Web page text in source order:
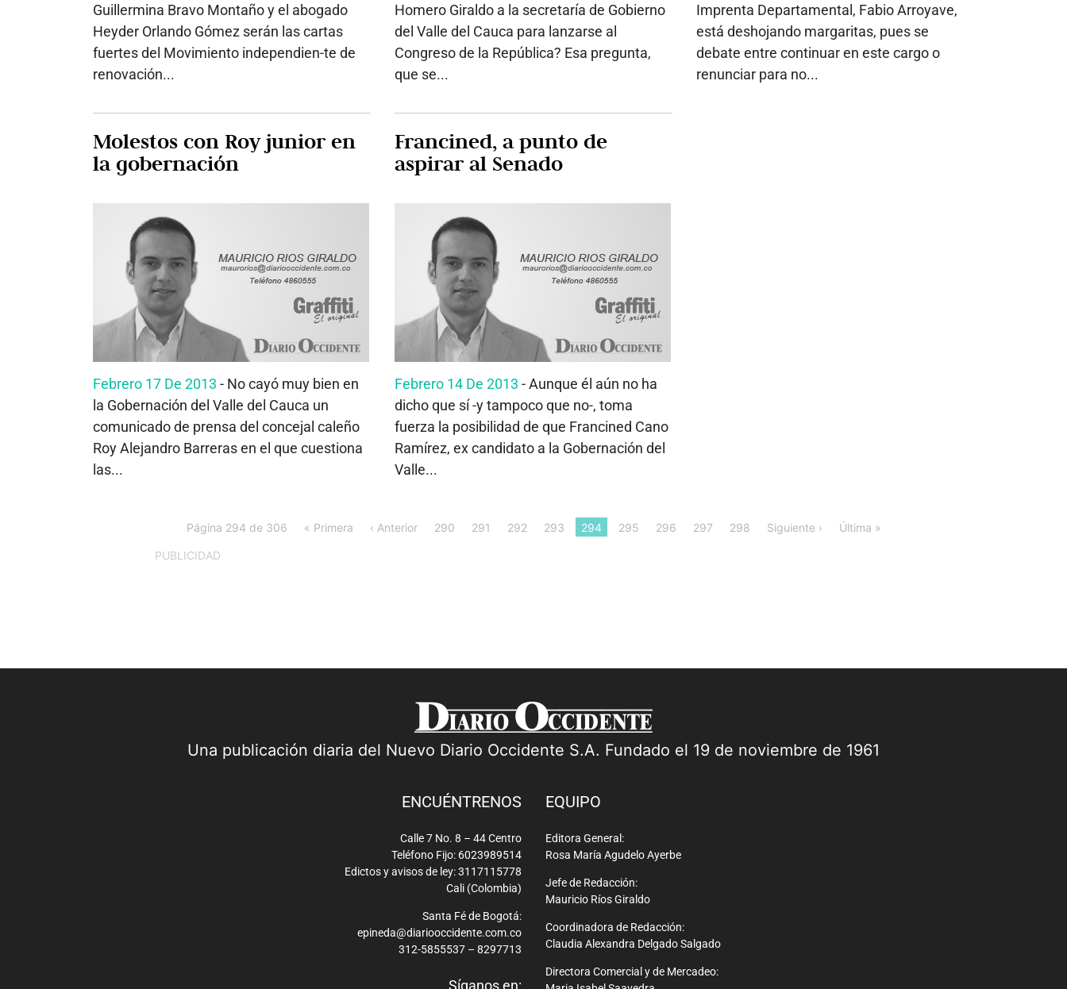
Guillermina Bravo Montaño y el abogado
Heyder Orlando Gómez serán las cartas
fuertes del Movimiento independien-te de
renovación...
Homero Giraldo a la secretaría de Gobierno
del Valle del Cauca para lanzarse al
Congreso de la República? Esa pregunta,
que se...
Imprenta Departamental, Fabio Arroyave,
está deshojando margaritas, pues se
debate entre continuar en este cargo o
renunciar para no...
Molestos con Roy junior en
la gobernación
Febrero 17 De 2013 - No cayó muy bien en
la Gobernación del Valle del Cauca un
comunicado de prensa del concejal caleño
Roy Alejandro Barreras en el que cuestiona
las...
Francined, a punto de
aspirar al Senado
Febrero 14 De 2013 - Aunque él aún no ha
dicho que sí -y tampoco que no-, toma
fuerza la posibilidad de que Francined Cano
Ramírez, ex candidato a la Gobernación del
Valle...
Página 294 de 306 « Primera ‹ Anterior 290 291 292 293 294 295 296 297 298 Siguiente › Última »
PUBLICIDAD
Una publicación diaria del Nuevo Diario Occidente S.A. Fundado el 19 de noviembre de 1961
ENCUÉNTRENOS
Calle 7 No. 8 – 44 Centro
Teléfono Fijo: 6023989514
Edictos y avisos de ley: 3117115778
Cali (Colombia)
Santa Fé de Bogotá:
epineda@diariooccidente.com.co
312-5855537 – 8297713
Síganos en:
EQUIPO
Editora General:
Rosa María Agudelo Ayerbe
Jefe de Redacción:
Mauricio Ríos Giraldo
Coordinadora de Redacción:
Claudia Alexandra Delgado Salgado
Directora Comercial y de Mercadeo: